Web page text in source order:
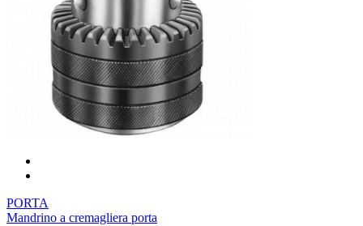
PORTA
Mandrino a cremagliera porta